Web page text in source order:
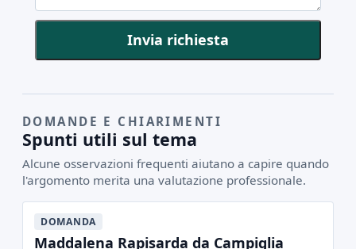
Invia richiesta
DOMANDE E CHIARIMENTI
Spunti utili sul tema
Alcune osservazioni frequenti aiutano a capire quando
l'argomento merita una valutazione professionale.
DOMANDA
Maddalena Rapisarda da Campiglia